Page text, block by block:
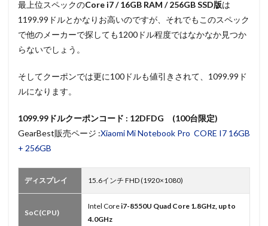
最上位スペックのCore i7 / 16GB RAM / 256GB SSD版は
1199.99ドルとかなりお高いのですが、それでもこのスペック
で他のメーカーで探しても1200ドル程度ではなかなか見つか
らないでしょう。
そしてクーポンでは更に100ドルも値引きされて、1099.99ド
ルになります。
1099.99ドルクーポンコード : 12DFDG (100台限定)
GearBest販売ページ :Xiaomi Mi Notebook Pro CORE I7 16GB
+ 256GB
ディスプレイ 15.6インチ FHD (1920×1080)
SoC(CPU)
Intel Corei7-8550U Quad Core 1.8GHz, up to
4.0GHz